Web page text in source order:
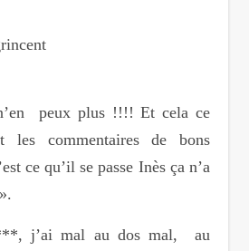
peux plus !!!! Et cela ce
les commentaires de bons
ce qu’il se passe Inès ça n’a
j’ai mal au dos mal, au